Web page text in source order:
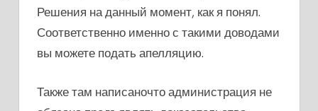
Решения на данный момент, как я понял.
Соответственно именно с такими доводами
вы можете подать апелляцию.
Также там написаночто администрация не